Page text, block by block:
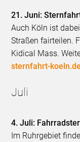
21. Juni:
Auch Köln ist
Straßen fairteilen.
Kidical Mass.
sternfahrt-koeln.de
Juli
4. Juli:
Im Ruhrgebiet